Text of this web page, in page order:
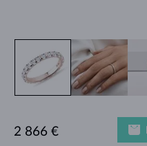
2 866 €